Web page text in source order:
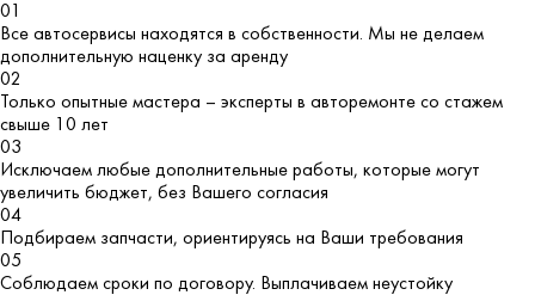
01
Все автосервисы находятся в собственности. Мы не делаем
дополнительную наценку за аренду
02
Только опытные мастера – эксперты в авторемонте со стажем
свыше 10 лет
03
Исключаем любые дополнительные работы, которые могут
увеличить бюджет, без Вашего согласия
04
Подбираем запчасти, ориентируясь на Ваши требования
05
Соблюдаем сроки по договору. Выплачиваем неустойку